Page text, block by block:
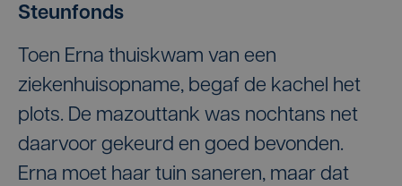
Steunfonds
Toen Erna thuiskwam van een
ziekenhuisopname, begaf de kachel het
plots. De mazouttank was nochtans net
daarvoor gekeurd en goed bevonden.
Erna moet haar tuin saneren, maar dat